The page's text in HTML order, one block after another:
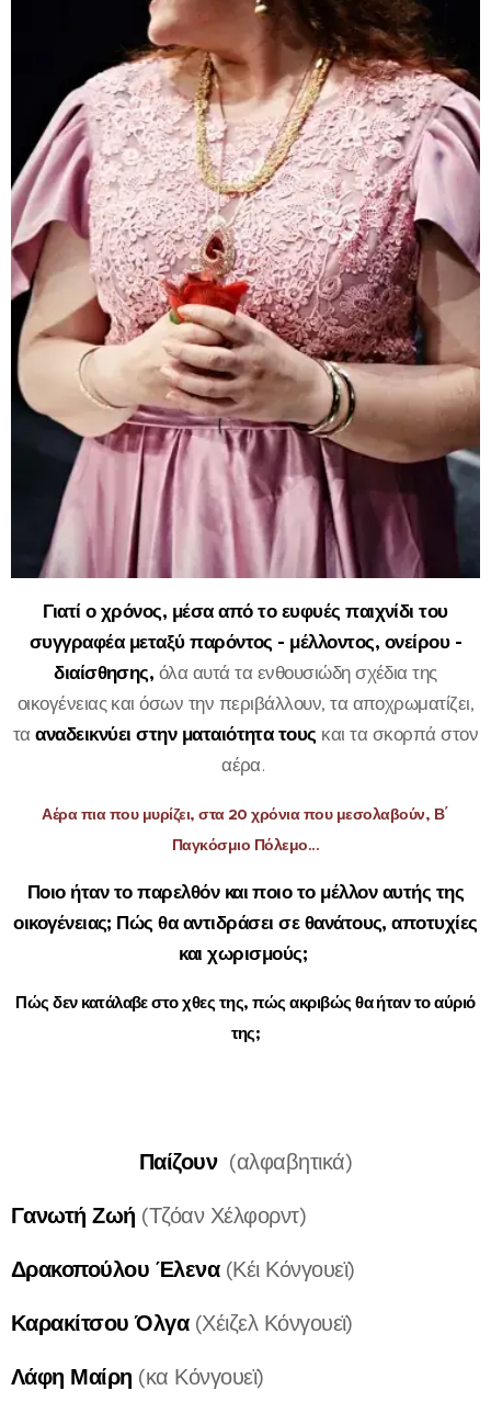
Γιατί ο χρόνος, μέσα από το ευφυές παιχνίδι του
συγγραφέα μεταξύ παρόντος - μέλλοντος, ονείρου -
διαίσθησης, όλα αυτά τα ενθουσιώδη σχέδια της
οικογένειας και όσων την περιβάλλουν, τα αποχρωματίζει,
τααναδεικνύει στην ματαιότητα τους και τα σκορπά στον
αέρα.
Αέρα πια που μυρίζει, στα 20 χρόνια που μεσολαβούν, Β΄
Παγκόσμιο Πόλεμο...
Ποιο ήταν το παρελθόν και ποιο το μέλλον αυτής της
οικογένειας; Πώς θα αντιδράσει σε θανάτους, αποτυχίες
και χωρισμούς;
Πώς δεν κατάλαβε στο χθες της, πώς ακριβώς θα ήταν το αύριό
της;
Παίζουν (αλφαβητικά)
Γανωτή Ζωή (Τζόαν Χέλφορντ)
Δρακοπούλου Έλενα (Κέι Κόνγουεϊ)
Καρακίτσου Όλγα (Χέιζελ Κόνγουεϊ)
Λάφη Μαίρη (κα Κόνγουεϊ)